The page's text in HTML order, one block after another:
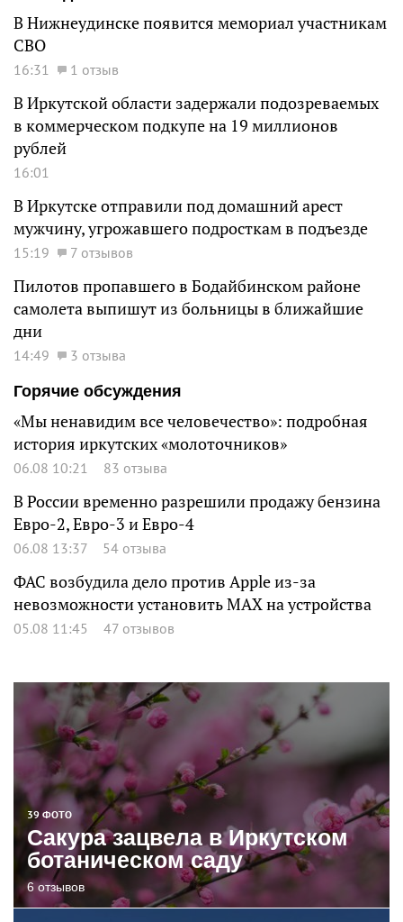
В Нижнеудинске появится мемориал участникам
СВО
16:31 1 отзыв
В Иркутской области задержали подозреваемых
в коммерческом подкупе на 19 миллионов
рублей
16:01
В Иркутске отправили под домашний арест
мужчину, угрожавшего подросткам в подъезде
15:19 7 отзывов
Пилотов пропавшего в Бодайбинском районе
самолета выпишут из больницы в ближайшие
дни
14:49
3 отзыва
Горячие обсуждения
«Мы ненавидим все человечество»: подробная
история иркутских «молоточников»
06.08 10:21 83 отзыва
В России временно разрешили продажу бензина
Евро-2, Евро-3 и Евро-4
06.08 13:37 54 отзыва
ФАС возбудила дело против Apple из-за
невозможности установить MAX на устройства
05.08 11:45 47 отзывов
39 ФОТО
Сакура зацвела в Иркутском
ботаническом саду
6 отзывов